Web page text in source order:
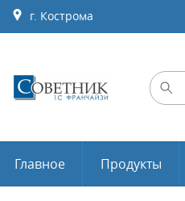
г. Кострома
Главное Продукты